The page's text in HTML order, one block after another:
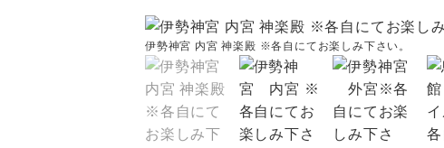
伊勢神宮 内宮 神楽殿 ※各自にてお楽しみ下さい。